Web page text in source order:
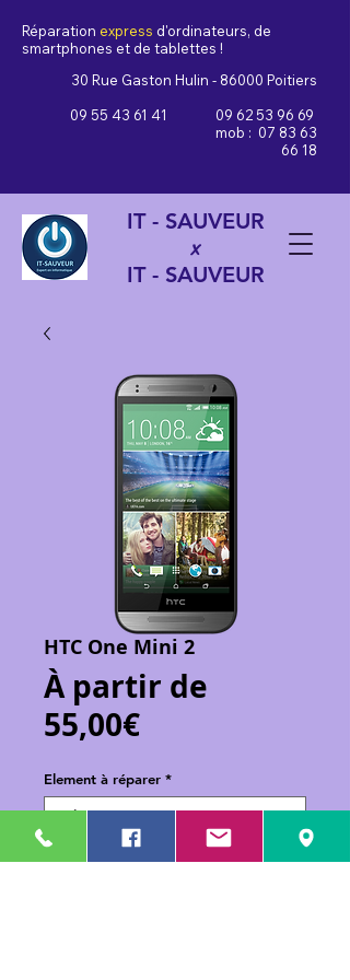
Réparation express d'ordinateurs, de
smartphones et de tablettes !
30 Rue Gaston Hulin - 86000 Poitiers
09 55 43 61 41
09 62 53 96 69
mob : 07 83 63
66 18
IT - SAUVEUR
x
IT - SAUVEUR
HTC One Mini 2
À partir de
55,00€Prix
Element à réparer *